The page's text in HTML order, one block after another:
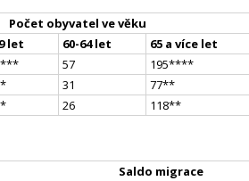
Počet obyvatel ve věku
let 60-64 let
65 a více let
** 57 195****
* 31 77**
* 26 118**
Saldo migrace